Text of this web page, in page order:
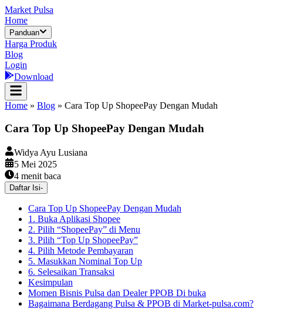
Market Pulsa
Home
Panduan
Harga Produk
Blog
Login
Download
Home » Blog » Cara Top Up ShopeePay Dengan Mudah
Cara Top Up ShopeePay Dengan Mudah
Widya Ayu Lusiana
5 Mei 2025
4 menit baca
Daftar Isi-
Cara Top Up ShopeePay Dengan Mudah
1. Buka Aplikasi Shopee
2. Pilih “ShopeePay” di Menu
3. Pilih “Top Up ShopeePay”
4. Pilih Metode Pembayaran
5. Masukkan Nominal Top Up
6. Selesaikan Transaksi
Kesimpulan
Momen Bisnis Pulsa dan Dealer PPOB Di buka
Bagaimana Berdagang Pulsa & PPOB di Market-pulsa.com?